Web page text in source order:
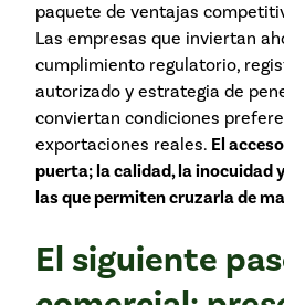
paquete de ventajas
Las empresas que inviertan
cumplimiento regulatorio,
autorizado y estrategia de
conviertan condiciones
exportaciones reales. El
puerta; la calidad, la inocuidad
las que permiten cruzarla de
El siguiente